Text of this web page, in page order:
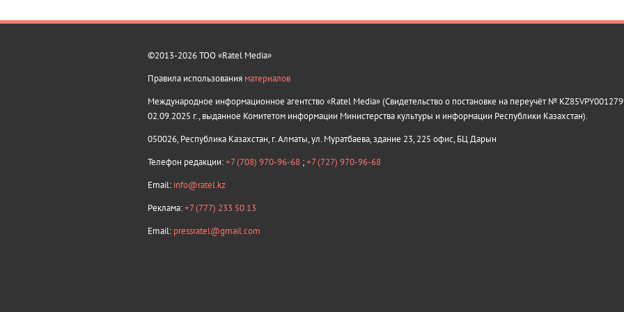
©2013-2026 ТОО «Ratel Media»
Правила использования материалов
Международное информационное агентство «Ratel Media» (Свидетельство о постановке на переучёт №
02.09.2025 г., выданное Комитетом информации Министерства культуры и информации Республики Казахстан).
050026, Республика Казахстан, г. Алматы, ул. Муратбаева, здание 23, 225 офис, БЦ Дарын
Телефон редакции:+7 (708) 970-96-68 ;+7 (727) 970-96-68
Email: info@ratel.kz
Реклама:+7 (777) 233 50 13
Email: pressratel@gmail.com